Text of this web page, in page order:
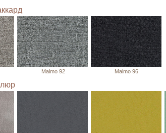
Malmo 92 Malmo 96